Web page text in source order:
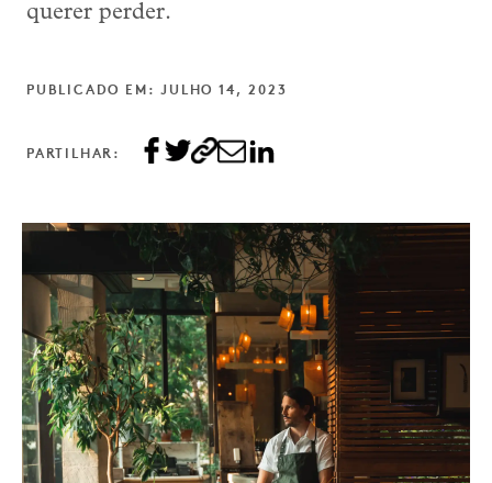
querer perder.
PUBLICADO EM: JULHO 14, 2023
PARTILHAR: